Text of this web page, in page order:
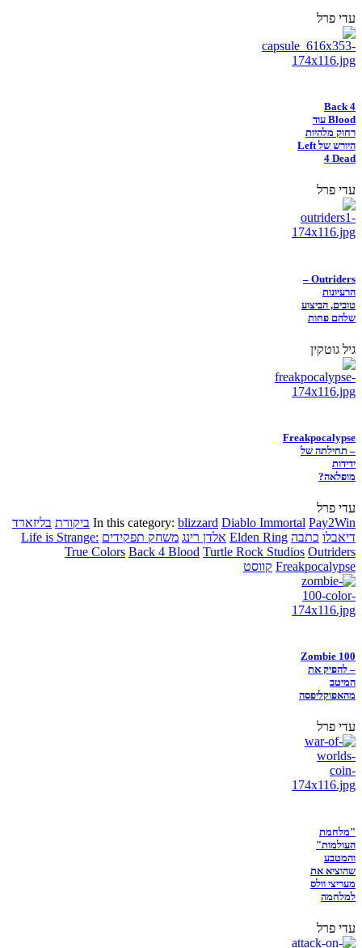
עדי פרל
Back 4
Blood עוד
רחוק מלהיות
היורש של Left
4 Dead
עדי פרל
Outriders –
הרעיונות
טובים, הביצוע
שלהם פחות
גיל גוטקין
Freakpocalypse
– תחילתה של
ידידות
מופלאה?
עדי פרל
In this category: blizzard Diablo Immortal Pay2Win ביקורת בליזארד
דיאבלו כתבה Elden Ring אלדן רינג משחק תפקידים Life is Strange:
True Colors Back 4 Blood Turtle Rock Studios Outriders
Freakpocalypse קווסט
Zombie 100
– להפיק את
המיטב
מהאפוקליפסה
עדי פרל
"מלחמת
העולמות"
והמטבע
שהוציא את
מעריצי וולס
למלחמה
עדי פרל